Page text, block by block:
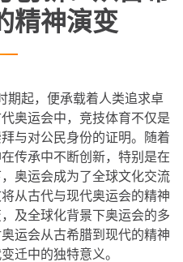
精神演变
期起，便承载着人类追求卓
奥运会中，竞技体育不仅是
与对公民身份的证明。随着
传承中不断创新，特别是在
奥运会成为了全球文化交流
从古代与现代奥运会的精神
及全球化背景下奥运会的多
运会从古希腊到现代的精神
迁中的独特意义。